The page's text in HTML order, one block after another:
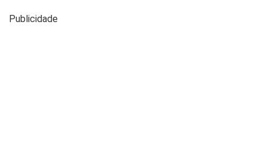
Publicidade